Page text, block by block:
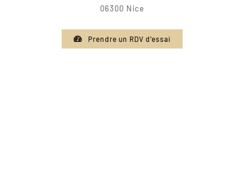
06300 Nice
Prendre un RDV d'essai